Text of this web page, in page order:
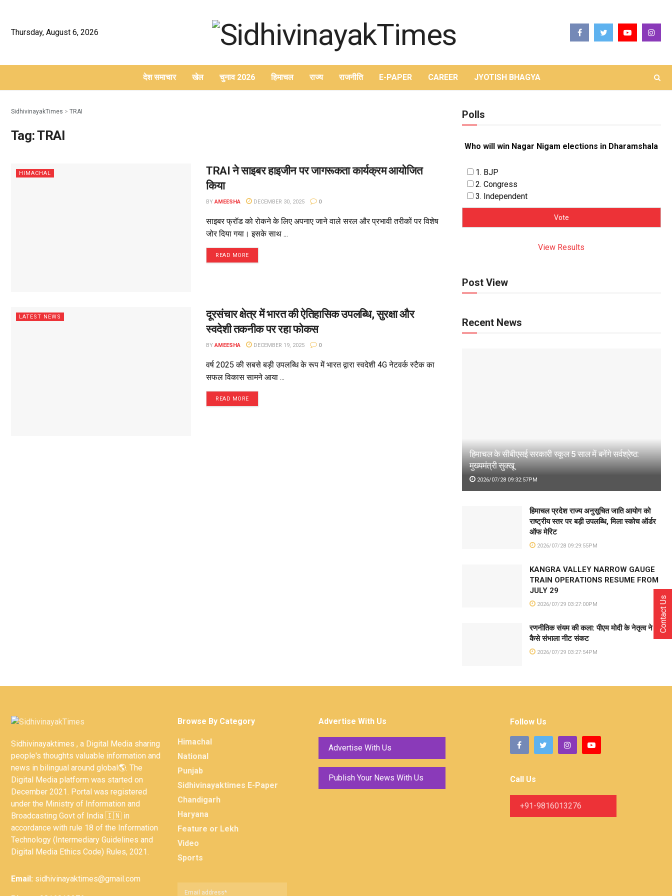
Thursday, August 6, 2026
देश समाचार खेल चुनाव 2026 हिमाचल राज्य राजनीति E-PAPER CAREER JYOTISH BHAGYA
SidhivinayakTimes > TRAI
Tag:TRAI
HIMACHAL
TRAI ने साइबर हाइजीन पर जागरूकता कार्यक्रम आयोजित
किया
BY AMEESHA DECEMBER 30, 2025 0
साइबर फ्रॉड को रोकने के लिए अपनाए जाने वाले सरल और प्रभावी तरीकों पर विशेष
जोर दिया गया। इसके साथ ...
READ MORE
LATEST NEWS
दूरसंचार क्षेत्र में भारत की ऐतिहासिक उपलब्धि, सुरक्षा और
स्वदेशी तकनीक पर रहा फोकस
BY AMEESHA DECEMBER 19, 2025 0
वर्ष 2025 की सबसे बड़ी उपलब्धि के रूप में भारत द्वारा स्वदेशी 4G नेटवर्क स्टैक का
सफल विकास सामने आया ...
READ MORE
Polls
Who will win Nagar Nigam elections in Dharamshala
1. BJP
2. Congress
3. Independent
View Results
Post View
Recent News
हिमाचल के सीबीएसई सरकारी स्कूल 5 साल में बनेंगे सर्वश्रेष्ठ:
मुख्यमंत्री सुक्खू
2026/07/28 09:32:57PM
हिमाचल प्रदेश राज्य अनुसूचित जाति आयोग को
राष्ट्रीय स्तर पर बड़ी उपलब्धि, मिला स्कोच ऑर्डर
ऑफ मेरिट
2026/07/28 09:29:55PM
KANGRA VALLEY NARROW GAUGE
TRAIN OPERATIONS RESUME FROM
JULY 29
2026/07/29 03:27:00PM
रणनीतिक संयम की कला: पीएम मोदी के नेतृत्व ने
कैसे संभाला नीट संकट
2026/07/29 03:27:54PM
Sidhivinayaktimes , a Digital Media sharing
people's thoughts valuable information and
news in bilingual around global🌎. The
Digital Media platform was started on
December 2021. Portal was registered
under the Ministry of Information and
Broadcasting Govt of India 🇮🇳 in
accordance with rule 18 of the Information
Technology (Intermediary Guidelines and
Digital Media Ethics Code) Rules, 2021.
Email: sidhivinayaktimes@gmail.com
Browse By Category
Himachal
National
Punjab
Sidhivinayaktimes E-Paper
Chandigarh
Haryana
Feature or Lekh
Video
Sports
Advertise With Us
Advertise With Us
Publish Your News With Us
Follow Us
Call Us
+91-9816013276
Contact Us